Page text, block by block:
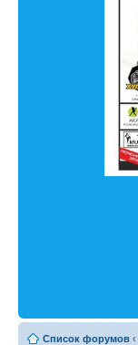
Список форумов ‹